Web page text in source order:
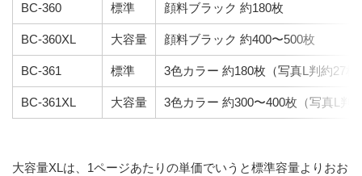
BC-360 標準 顔料ブラック 約180枚
BC-360XL 大容量 顔料ブラック 約400〜500枚
BC-361 標準 3色カラー 約180枚（写真L判約27枚
BC-361XL 大容量 3色カラー 約300〜400枚（写真L判
大容量XLは、1ページあたりの単価でいうと標準容量よりおお